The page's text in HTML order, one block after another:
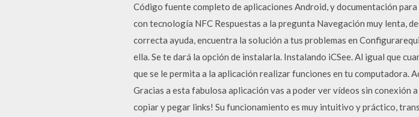
Código fuente completo de aplicaciones Android, y documentación
con tecnología NFC Respuestas a la pregunta Navegación muy lenta,
correcta ayuda, encuentra la solución a tus problemas en
ella. Se te dará la opción de instalarla. Instalando iCSee. Al igual que
que se le permita a la aplicación realizar funciones en tu computadora.
Gracias a esta fabulosa aplicación vas a poder ver vídeos sin conexión
copiar y pegar links! Su funcionamiento es muy intuitivo y práctico,